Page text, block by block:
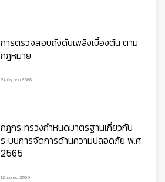
การตรวจสอบถังดับเพลิงเบื้องต้น ตาม
กฎหมาย
24 มิถุนายน 2566
กฎกระทรวงกำหนดมาตรฐานเกี่ยวกับ
ระบบการจัดการด้านความปลอดภัย พ.ศ.
2565
12 เมษายน 2565